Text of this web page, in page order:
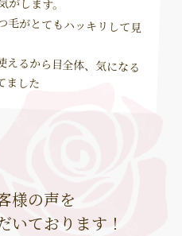
がとてもハッキリして見
るから目全体、気になる
ました
様の声を
いております！